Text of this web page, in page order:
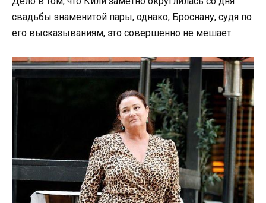
свадьбы знаменитой пары, однако, Броснану, судя по
его высказываниям, это совершенно не мешает.